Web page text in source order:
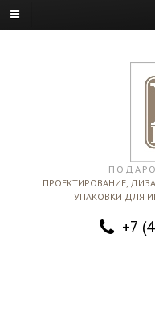
ПРОЕКТИРОВАНИЕ,
УПАКОВКИ ДЛЯ
+7